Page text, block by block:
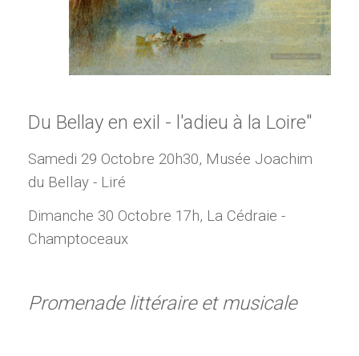
Du Bellay en exil - l'adieu à la Loire"
Samedi 29 Octobre 20h30, Musée Joachim
du Bellay - Liré
Dimanche 30 Octobre 17h, La Cédraie -
Champtoceaux
Promenade littéraire et musicale